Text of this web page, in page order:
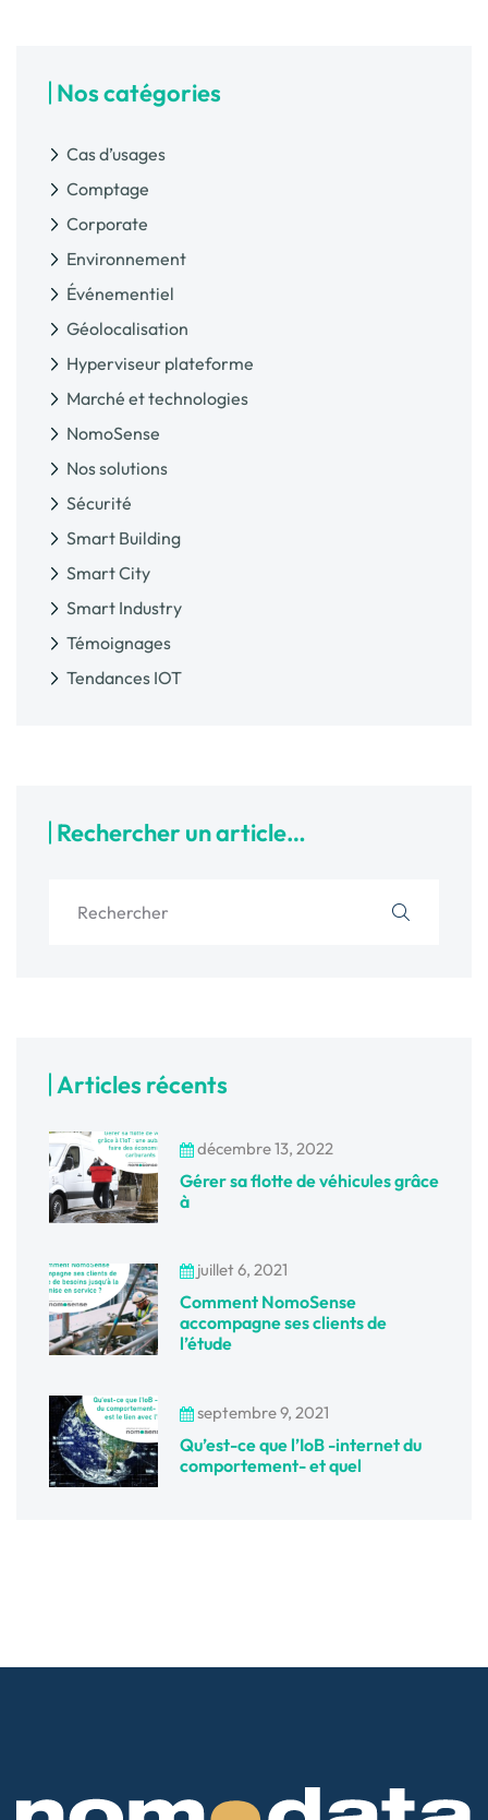
Nos catégories
Cas d’usages
Comptage
Corporate
Environnement
Événementiel
Géolocalisation
Hyperviseur plateforme
Marché et technologies
NomoSense
Nos solutions
Sécurité
Smart Building
Smart City
Smart Industry
Témoignages
Tendances IOT
Rechercher un article…
Articles récents
décembre 13, 2022
Gérer sa flotte de véhicules grâce
à
juillet 6, 2021
Comment NomoSense
accompagne ses clients de
l’étude
septembre 9, 2021
Qu’est-ce que l’IoB -internet du
comportement- et quel